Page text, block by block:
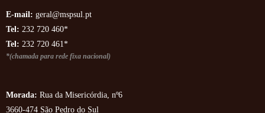
E-mail: geral@mspsul.pt
Tel: 232 720 460*
Tel: 232 720 461*
*(chamada para rede fixa nacional)
Morada: Rua da Misericórdia, nº6
3660-474 São Pedro do Sul